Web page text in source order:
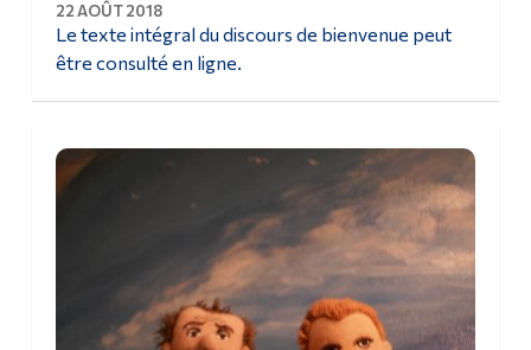
22 AOÛT 2018
Le texte intégral du discours de bienvenue peut
être consulté en ligne.
personnel administratif